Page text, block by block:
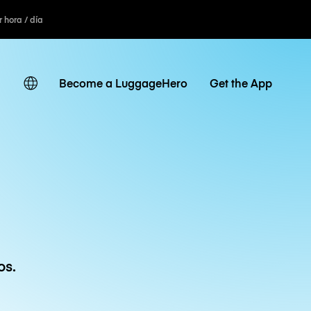
hora / día
Become a LuggageHero Get the App